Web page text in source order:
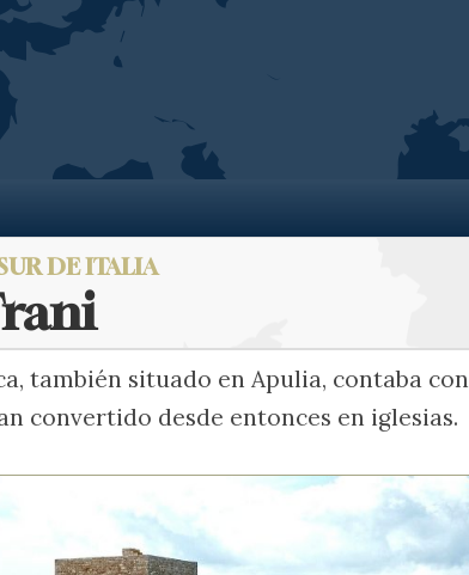
DE ITALIA
también situado en Apulia, contaba con
convertido desde entonces en iglesias.